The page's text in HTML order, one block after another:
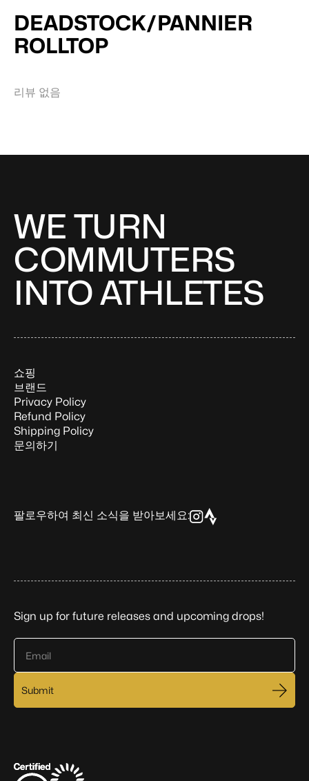
DEADSTOCK/PANNIER
ROLLTOP
리뷰 없음
WE TURN
COMMUTERS
INTO ATHLETES
쇼핑
브랜드
Privacy Policy
Refund Policy
Shipping Policy
문의하기
팔로우하여 최신 소식을 받아보세요:
Sign up for future releases and upcoming drops!
Email
Submit